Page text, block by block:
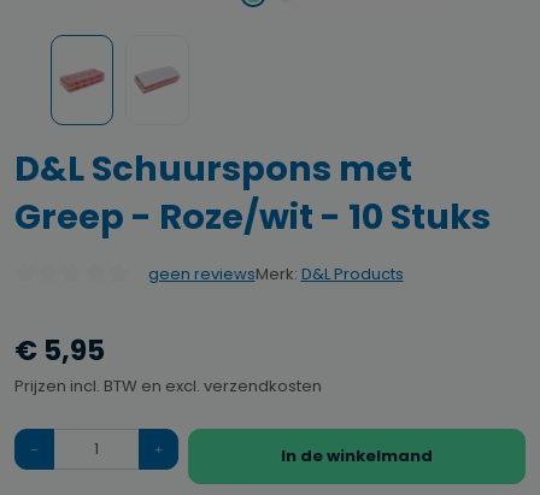
D&L Schuurspons met
Greep - Roze/wit - 10 Stuks
geen reviewsMerk: D&L Products
€ 5,95
Prijzen incl. BTW en excl. verzendkosten
Hoeveelheid
In de winkelmand